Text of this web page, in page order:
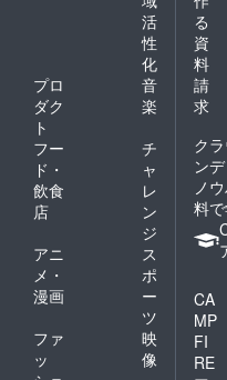
活
性
化
プロ
ダク
ト
音
楽
フー
ド・
飲食
店
チ
ャ
レ
ン
ジ
アニ
メ・
漫画
ス
ポ
ー
ツ
ファ
ッ
映
像
る
資
料
請
求
ク
ン
ノ
料
CA
MP
FI
RE